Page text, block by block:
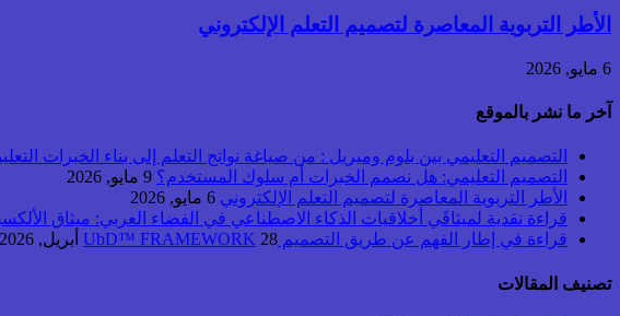
الأطر التربوية المعاصرة لتصميم التعلم الإلكتروني
6 مايو, 2026
آخر ما نشر بالموقع
التصميم التعليمي بين بلوم وميريل : من صياغة نواتج التعلم إلى بناء الخبرات
التصميم التعليمي: هل نصمم الخبرات أم سلوك المستخدم؟ 9 مايو, 2026
الأطر التربوية المعاصرة لتصميم التعلم الإلكتروني 6 مايو, 2026
قراءة نقدية لميثاقَي أخلاقيات الذكاء الاصطناعي في الفضاء العربي: ميثاق
قراءة في إطار الفهم عن طريق التصميم UbD™ FRAMEWORK 28 أبريل, 2026
تصنيف المقالات